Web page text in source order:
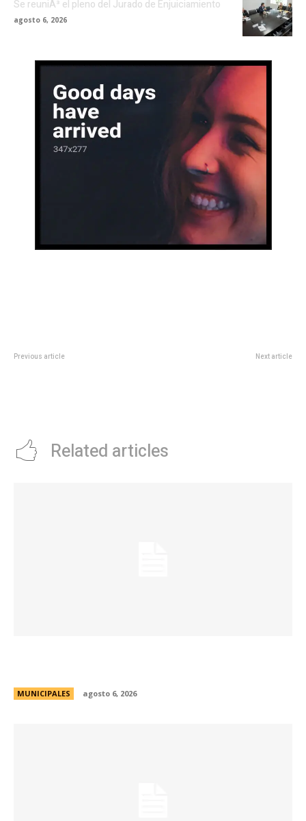
Se reuniÃ³ el pleno del Jurado de Enjuiciamiento
agosto 6, 2026
Previous article Next article
Related articles
MUNICIPALES agosto 6, 2026